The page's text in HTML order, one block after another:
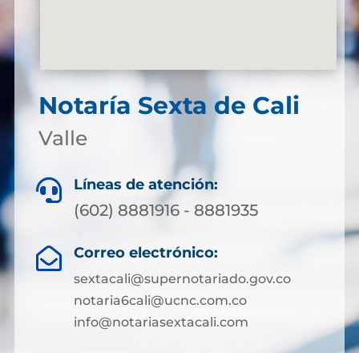
Notaría Sexta de Cali
Valle
 Líneas de atención:
(602) 8881916 - 8881935
 Correo electrónico:
sextacali@supernotariado.gov.co
notaria6cali@ucnc.com.co
info@notariasextacali.com